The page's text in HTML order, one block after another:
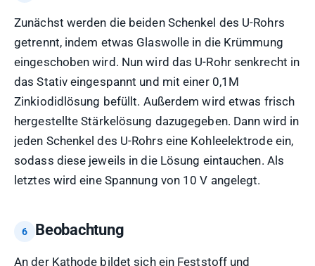
Zunächst werden die beiden Schenkel des U-Rohrs
getrennt, indem etwas Glaswolle in die Krümmung
eingeschoben wird. Nun wird das U-Rohr senkrecht in
das Stativ eingespannt und mit einer 0,1M
Zinkiodidlösung befüllt. Außerdem wird etwas frisch
hergestellte Stärkelösung dazugegeben. Dann wird in
jeden Schenkel des U-Rohrs eine Kohleelektrode ein,
sodass diese jeweils in die Lösung eintauchen. Als
letztes wird eine Spannung von 10 V angelegt.
Beobachtung
An der Kathode bildet sich ein Feststoff und